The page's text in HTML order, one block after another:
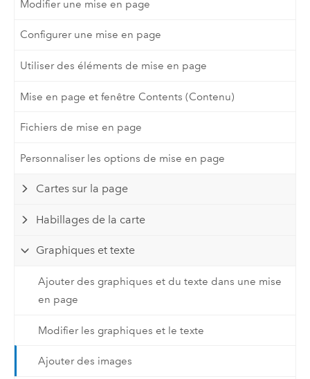
Modifier une mise en page
Configurer une mise en page
Utiliser des éléments de mise en page
Mise en page et fenêtre Contents (Contenu)
Fichiers de mise en page
Personnaliser les options de mise en page
Cartes sur la page
Habillages de la carte
Graphiques et texte
Ajouter des graphiques et du texte dans une mise
en page
Modifier les graphiques et le texte
Ajouter des images